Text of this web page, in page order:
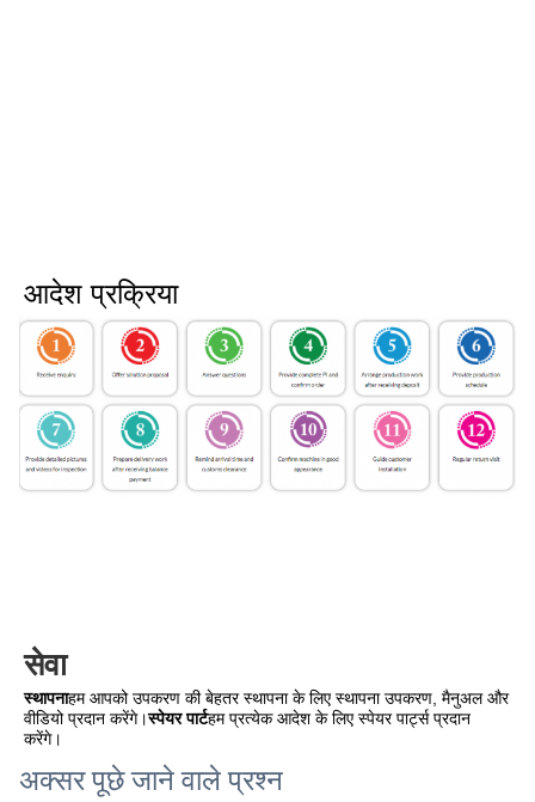
आदेश प्रक्रिया
सेवा
स्थापनाहम आपको उपकरण की बेहतर स्थापना के लिए स्थापना उपकरण, मैनुअल और
वीडियो प्रदान करेंगे।स्पेयर पार्टहम प्रत्येक आदेश के लिए स्पेयर पार्ट्स प्रदान
करेंगे।
अक्सर पूछे जाने वाले प्रश्न